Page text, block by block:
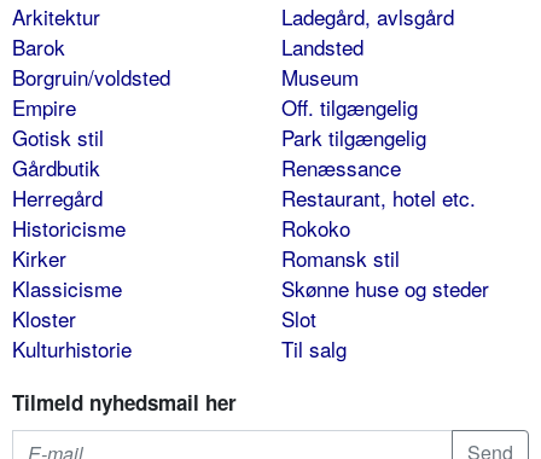
Arkitektur
Barok
Borgruin/voldsted
Empire
Gotisk stil
Gårdbutik
Herregård
Historicisme
Kirker
Klassicisme
Kloster
Kulturhistorie
Ladegård, avlsgård
Landsted
Museum
Off. tilgængelig
Park tilgængelig
Renæssance
Restaurant, hotel etc.
Rokoko
Romansk stil
Skønne huse og steder
Slot
Til salg
Tilmeld nyhedsmail her